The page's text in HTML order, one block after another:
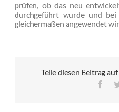
prüfen, ob das neu
durchgeführt wurde und bei
gleichermaßen angewendet
Teile diesen Beitrag